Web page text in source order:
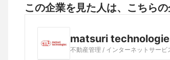
この企業を見た人は、こちら
matsuri
不動産管理 / インターネットサービ